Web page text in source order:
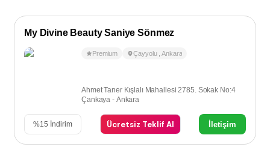
My Divine Beauty Saniye Sönmez
Premium Çayyolu ,Ankara
Ahmet Taner Kışlalı Mahallesi 2785. Sokak No:4
Çankaya - Ankara
%15 İndirim Ücretsiz Teklif Al İletişim